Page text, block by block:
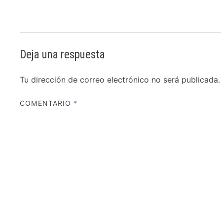
Deja una respuesta
Tu dirección de correo electrónico no será publicada.
COMENTARIO *